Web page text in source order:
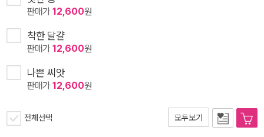
판매가12,600원
착한 달걀
판매가12,600원
나쁜 씨앗
판매가12,600원
전체선택 모두보기